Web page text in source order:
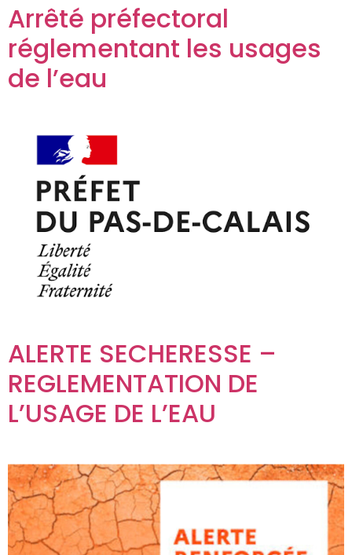
Arrêté préfectoral
réglementant les usages
de l’eau
ALERTE SECHERESSE –
REGLEMENTATION DE
L’USAGE DE L’EAU